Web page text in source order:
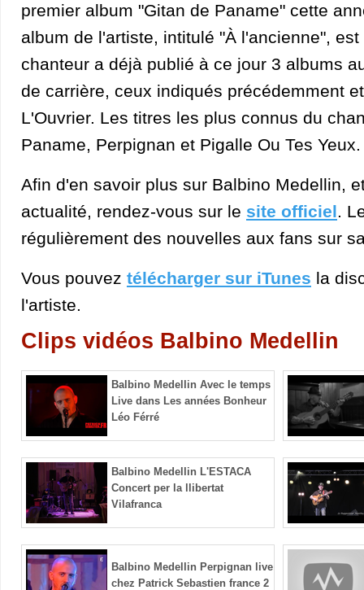
premier album "Gitan de Paname" cette
album de l'artiste, intitulé "À l'ancienne",
chanteur a déjà publié à ce jour 3 albums
de carrière, ceux indiqués précédemment
L'Ouvrier. Les titres les plus connus du
Paname, Perpignan et Pigalle Ou Tes Yeux.
Afin d'en savoir plus sur Balbino Medellin,
actualité, rendez-vous sur le site officiel.
régulièrement des nouvelles aux fans sur
Vous pouvez télécharger sur iTunes la
l'artiste.
Clips vidéos Balbino Medellin
Balbino Medellin Avec le temps
Live dans Les années Bonheur
Léo Férré
Balbino Medellin L'ESTACA
Concert per la llibertat
Vilafranca
Balbino Medellin Perpignan live
chez Patrick Sebastien france 2